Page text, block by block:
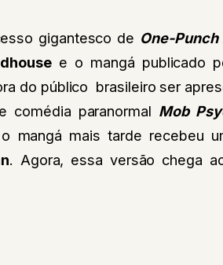
gigantesco de One-Punch
e o mangá publicado
do público brasileiro ser
comédia paranormal Mob
mangá mais tarde recebeu
. Agora, essa versão chega